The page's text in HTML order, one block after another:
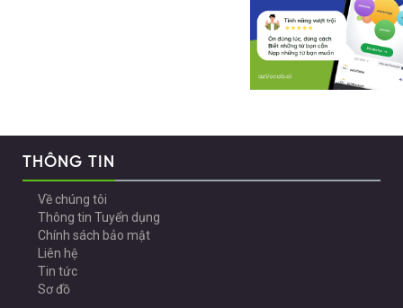
THÔNG TIN
Về chúng tôi
Thông tin Tuyển dụng
Chính sách bảo mật
Liên hệ
Tin tức
Sơ đồ